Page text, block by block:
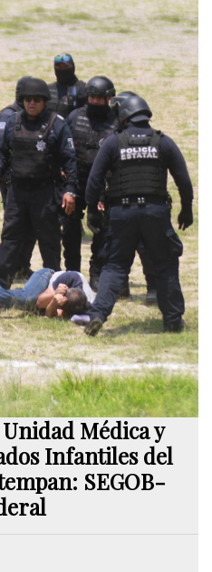
Médica y
Infantiles del
SEGOB-